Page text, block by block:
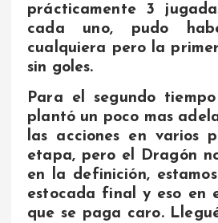
prácticamente 3
cada uno, pudo
cualquiera pero la
sin goles.
Para el segundo
plantó un poco mas
las acciones en varios
etapa, pero el Dragón
en la definición,
estocada final y eso en
que se paga caro.